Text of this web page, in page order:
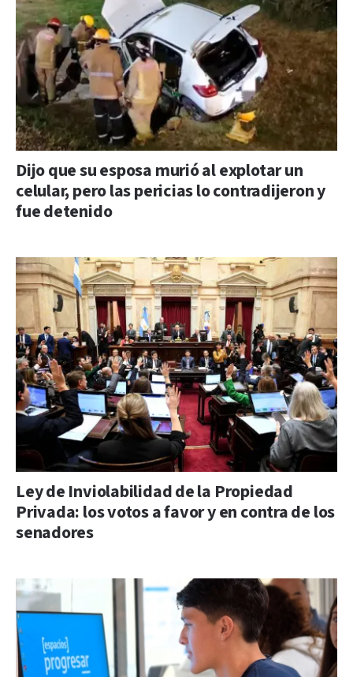
Dijo que su esposa murió al explotar un
celular, pero las pericias lo contradijeron y
fue detenido
Ley de Inviolabilidad de la Propiedad
Privada: los votos a favor y en contra de los
senadores